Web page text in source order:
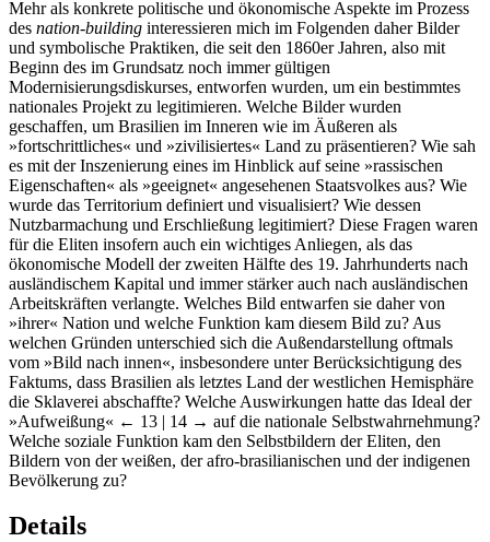
Mehr als konkrete politische und ökonomische Aspekte im Prozess
des nation-building interessieren mich im Folgenden daher Bilder
und symbolische Praktiken, die seit den 1860er Jahren, also mit
Beginn des im Grundsatz noch immer gültigen
Modernisierungsdiskurses, entworfen wurden, um ein bestimmtes
nationales Projekt zu legitimieren. Welche Bilder wurden
geschaffen, um Brasilien im Inneren wie im Äußeren als
»fortschrittliches« und »zivilisiertes« Land zu präsentieren? Wie sah
es mit der Inszenierung eines im Hinblick auf seine »rassischen
Eigenschaften« als »geeignet« angesehenen Staatsvolkes aus? Wie
wurde das Territorium definiert und visualisiert? Wie dessen
Nutzbarmachung und Erschließung legitimiert? Diese Fragen waren
für die Eliten insofern auch ein wichtiges Anliegen, als das
ökonomische Modell der zweiten Hälfte des 19. Jahrhunderts nach
ausländischem Kapital und immer stärker auch nach ausländischen
Arbeitskräften verlangte. Welches Bild entwarfen sie daher von
»ihrer« Nation und welche Funktion kam diesem Bild zu? Aus
welchen Gründen unterschied sich die Außendarstellung oftmals
vom »Bild nach innen«, insbesondere unter Berücksichtigung des
Faktums, dass Brasilien als letztes Land der westlichen Hemisphäre
die Sklaverei abschaffte? Welche Auswirkungen hatte das Ideal der
»Aufweißung« ← 13 | 14 → auf die nationale Selbstwahrnehmung?
Welche soziale Funktion kam den Selbstbildern der Eliten, den
Bildern von der weißen, der afro-brasilianischen und der indigenen
Bevölkerung zu?
Details